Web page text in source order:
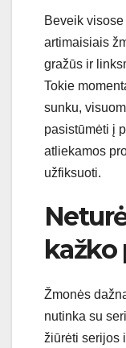
Beveik
artimaisiais
gražūs ir
Tokie
sunku,
pasistūmėti į
atliekamos
užfiksuoti.
kažko
Žmonės
nutinka su
žiūrėti serijos